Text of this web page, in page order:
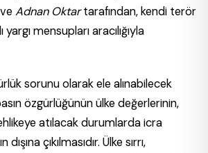
veAdnan Oktartarafından, kendi terör
mensupları aracılığıyla
sorunu olarak ele alınabilecek
özgürlüğünün ülke değerlerinin,
atılacak durumlarda icra
çıkılmasıdır. Ülke sırrı,